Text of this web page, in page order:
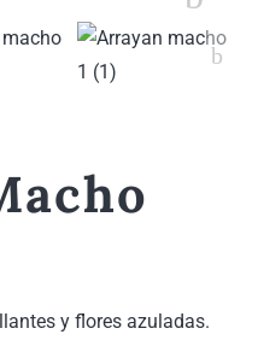
y flores azuladas.